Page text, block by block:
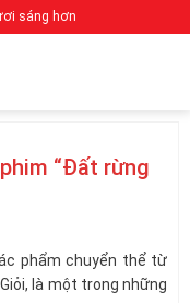
sáng hơn
“Đất rừng
phẩm chuyển thể từ
là một trong những